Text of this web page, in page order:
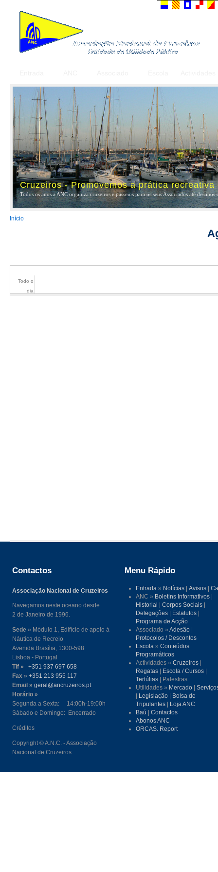
Cruzeiros - Promovemos a prática
Todos os anos a ANC organiza cruzeiros e passeios para os seus Associados até
You are here
Início
Todo o
dia
Contactos
Associação Nacional de Cruzeiros
Navegamos neste oceano desde
2 de Janeiro de 1996.
Sede » Módulo 1, Edifício de apoio à
Náutica de Recreio
Avenida Brasília, 1300-598
Lisboa - Portugal
Tlf »
+351 937 697 658
Fax » +351 213 955 117
Email » geral@ancruzeiros.pt
Horário »
Segunda a Sexta: 14:00h-19:00h
Sábado e Domingo: Encerrado
Créditos
Copyright © A.N.C. - Associação
Nacional de Cruzeiros
Menu Rápido
Entrada » Notícias |Avisos |
ANC » Boletins Informativos
Historial
|Corpos Sociais
Delegações
Estatutos
Programa de Acção
Associado »Adesão
Protocolos / Descontos
Escola »Conteúdos
Programáticos
Actividades »Cruzeiros
Regatas
Escola / Cursos
Tertúlias | Palestras
Utilidades » Mercado |
Legislação
Bolsa de
Tripulantes
Loja ANC
Baú |Contactos
Abonos ANC
ORCAS. Report